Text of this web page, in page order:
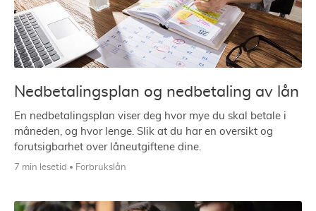
Nedbetalingsplan og nedbetaling av lån
En nedbetalingsplan viser deg hvor mye du skal betale i
måneden, og hvor lenge. Slik at du har en oversikt og
forutsigbarhet over låneutgiftene dine.
7 min lesetid Forbrukslån